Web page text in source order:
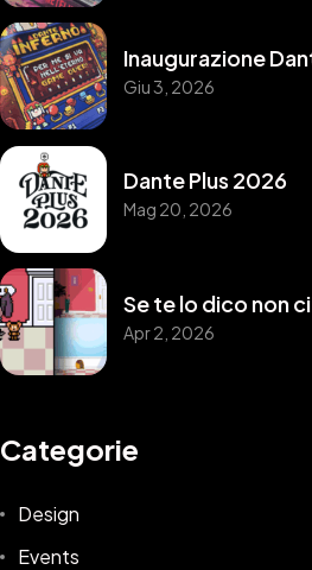
Inaugurazione
Giu 3, 2026
Dante Plus 2026
Mag 20, 2026
Se te lo dico non
Apr 2, 2026
Categorie
Design
Events